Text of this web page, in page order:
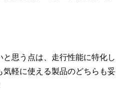
と思う点は、走行性能に特化し
気軽に使える製品のどちらも妥